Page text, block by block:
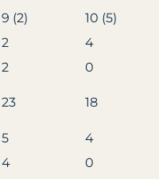
9 (2)
10 (5)
2
4
2
0
23 18
5
4
4 0